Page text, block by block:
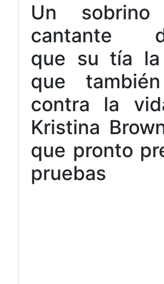
Un
cantante
que su tía
que
contra la
Kristina
que pronto
pruebas